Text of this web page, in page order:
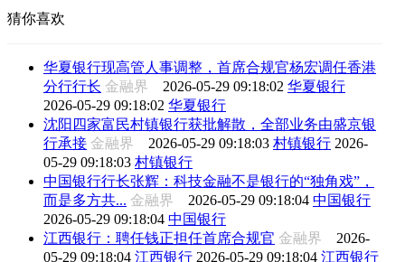
猜你喜欢
华夏银行现高管人事调整，首席合规官杨宏调任香港
分行行长 金融界 2026-05-29 09:18:02 华夏银行
2026-05-29 09:18:02 华夏银行
沈阳四家富民村镇银行获批解散，全部业务由盛京银
行承接 金融界 2026-05-29 09:18:03 村镇银行 2026-
05-29 09:18:03 村镇银行
中国银行行长张辉：科技金融不是银行的“独角戏”，
而是多方共... 金融界 2026-05-29 09:18:04 中国银行
2026-05-29 09:18:04 中国银行
江西银行：聘任钱正担任首席合规官 金融界 2026-
05-29 09:18:04 江西银行 2026-05-29 09:18:04 江西银行